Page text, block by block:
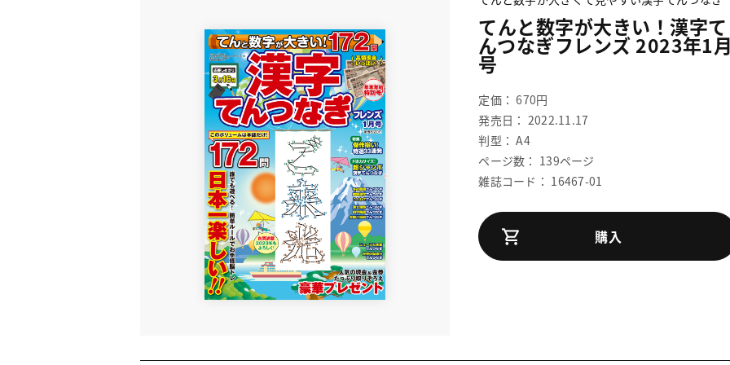
てんと数字が大きい！漢字て
んつなぎフレンズ 2023年1
号
定価： 670円
発売日： 2022.11.17
判型： A4
ページ数： 139ページ
雑誌コード： 16467-01
購入